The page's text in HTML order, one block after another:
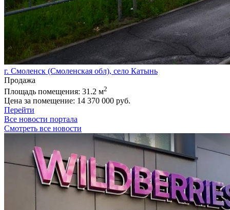
г. Смоленск (Смоленская обл), село Катынь
Продажа
Площадь помещения: 31.2 м2
Цена за помещение: 14 370 000 руб.
Перейти
Все новости портала
Смотреть все новости